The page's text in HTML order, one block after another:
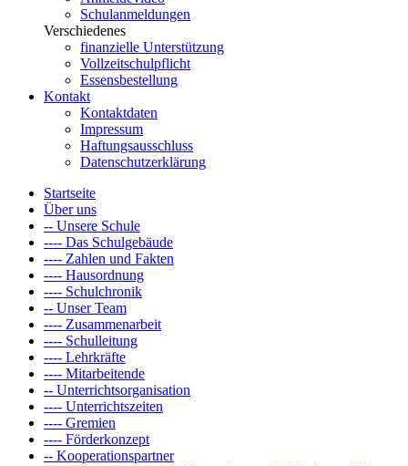
Schulanmeldungen
Verschiedenes
finanzielle Unterstützung
Vollzeitschulpflicht
Essensbestellung
Kontakt
Kontaktdaten
Impressum
Haftungsausschluss
Datenschutzerklärung
Startseite
Über uns
-- Unsere Schule
---- Das Schulgebäude
---- Zahlen und Fakten
---- Hausordnung
---- Schulchronik
-- Unser Team
---- Zusammenarbeit
---- Schulleitung
---- Lehrkräfte
---- Mitarbeitende
-- Unterrichtsorganisation
---- Unterrichtszeiten
---- Gremien
---- Förderkonzept
-- Kooperationspartner